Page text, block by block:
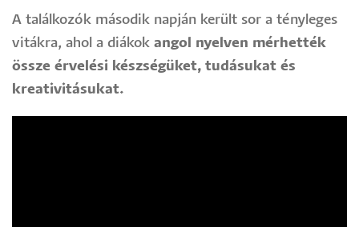
A találkozók második napján került sor a tényleges
vitákra, ahol a diákok angol nyelven mérhették
össze érvelési készségüket, tudásukat és
kreativitásukat.